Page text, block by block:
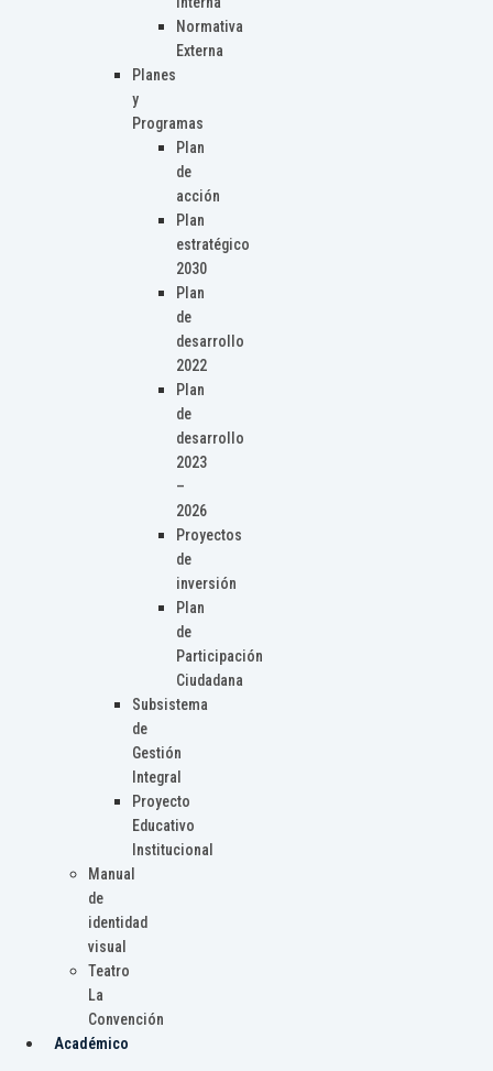
Normativa
Externa
Planes
y
Programas
Plan
de
acción
Plan
estratégico
2030
Plan
de
desarrollo
2022
Plan
de
desarrollo
2023
–
2026
Proyectos
de
inversión
Plan
de
Participación
Ciudadana
Subsistema
de
Gestión
Integral
Proyecto
Educativo
Institucional
Manual
de
identidad
visual
Teatro
La
Convención
Académico